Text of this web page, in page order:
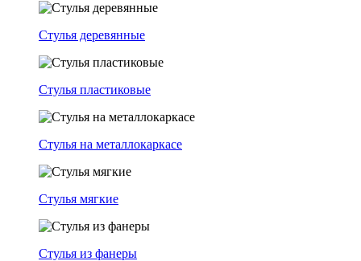
Стулья деревянные
Стулья пластиковые
Стулья на металлокаркасе
Стулья мягкие
Стулья из фанеры